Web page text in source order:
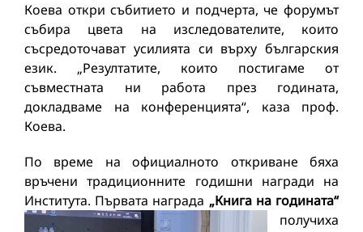
Коева откри събитието и подчерта, че форумът
събира цвета на изследователите, които
съсредоточават усилията си върху българския
език. „Резултатите, които постигаме от
съвместната ни работа през годината,
докладваме на конференцията“, каза проф.
Коева.
По време на официалното откриване бяха
връчени традиционните годишни награди на
Института. Първата награда „Книга на годината“
получиха